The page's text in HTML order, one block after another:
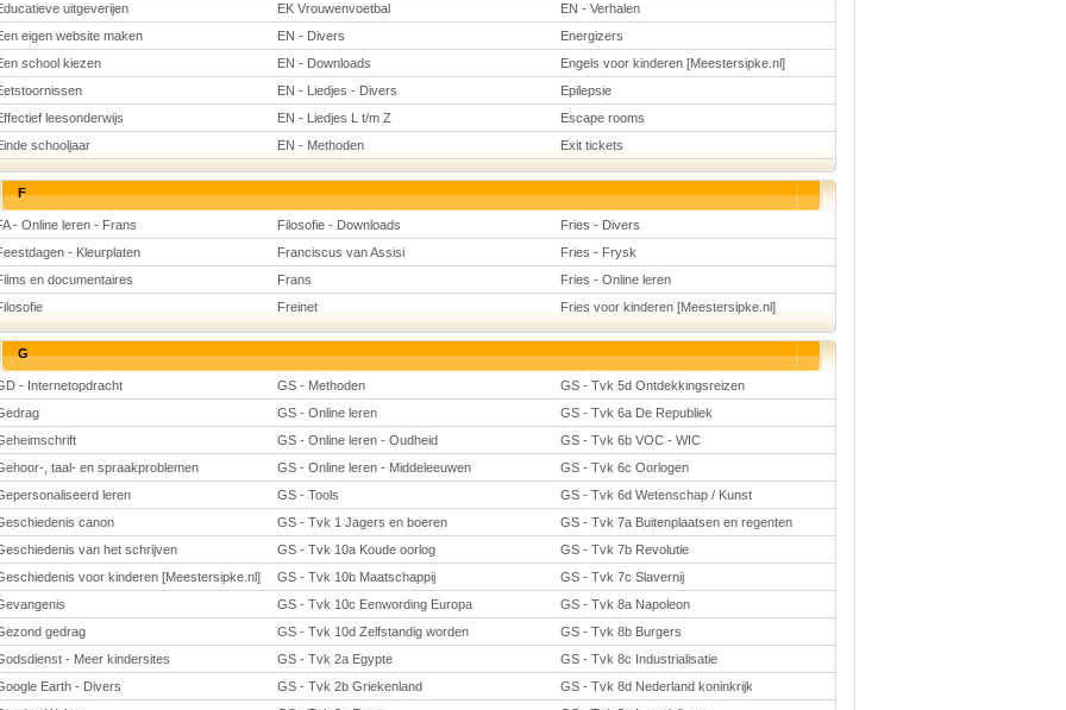
uitgeverijen
EK Vrouwenvoetbal
EN - Verhalen
eigen website maken
EN - Divers
Energizers
school kiezen
EN - Downloads
Engels voor kinderen [Meestersipke.nl]
EN - Liedjes - Divers
Epilepsie
leesonderwijs
EN - Liedjes L t/m Z
Escape rooms
schooljaar
EN - Methoden Exit tickets
F
- Online leren - Frans Filosofie - Downloads
Fries - Divers
- Kleurplaten
Franciscus van Assisi
Fries - Frysk
en documentaires
Frans
Fries - Online leren
Freinet Fries voor kinderen [Meestersipke.nl]
G
- Internetopdracht GS - Methoden
GS - Tvk 5d Ontdekkingsreizen
GS - Online leren
GS - Tvk 6a De Republiek
GS - Online leren - Oudheid
GS - Tvk 6b VOC - WIC
, taal- en spraakproblemen
GS - Online leren - Middeleeuwen
GS - Tvk 6c Oorlogen
leren
GS - Tools
GS - Tvk 6d Wetenschap / Kunst
canon
GS - Tvk 1 Jagers en boeren
GS - Tvk 7a Buitenplaatsen en regenten
van het schrijven
GS - Tvk 10a Koude oorlog
GS - Tvk 7b Revolutie
voor kinderen [Meestersipke.nl]
GS - Tvk 10b Maatschappij
GS - Tvk 7c Slavernij
GS - Tvk 10c Eenwording Europa
GS - Tvk 8a Napoleon
gedrag
GS - Tvk 10d Zelfstandig worden
GS - Tvk 8b Burgers
- Meer kindersites
GS - Tvk 2a Egypte
GS - Tvk 8c Industrialisatie
Earth - Divers
GS - Tvk 2b Griekenland
GS - Tvk 8d Nederland koninkrijk